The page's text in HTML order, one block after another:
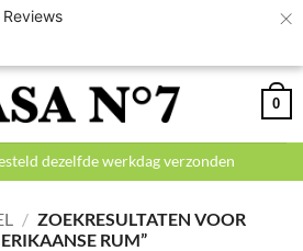
Reviews ×
0
dezelfde werkdag verzonden
/ ZOEKRESULTATEN VOOR
RUM”